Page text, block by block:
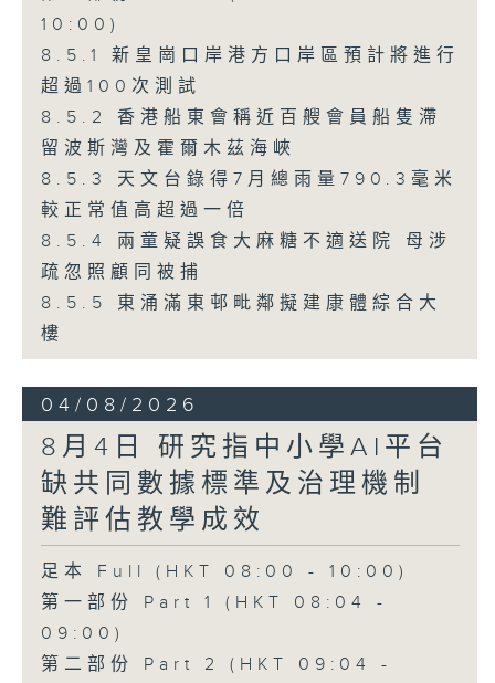
10:00)
8.5.1 新皇崗口岸港方口岸區預計將進行
超過100次測試
8.5.2 香港船東會稱近百艘會員船隻滯
留波斯灣及霍爾木茲海峽
8.5.3 天文台錄得7月總雨量790.3毫米
較正常值高超過一倍
8.5.4 兩童疑誤食大麻糖不適送院 母涉
疏忽照顧同被捕
8.5.5 東涌滿東邨毗鄰擬建康體綜合大
樓
04/08/2026
8月4日 研究指中小學AI平台
缺共同數據標準及治理機制
難評估教學成效
足本 Full (HKT 08:00 - 10:00)
第一部份 Part 1 (HKT 08:04 -
09:00)
第二部份 Part 2 (HKT 09:04 -